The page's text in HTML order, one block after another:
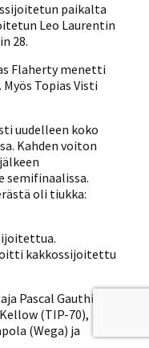
paikalta
Leo Laurentin
28.
Flaherty menetti
Topias Visti
uudelleen koko
Kahden voiton
semifinaalissa.
oli tiukka:
kakkossijoitettu
Pascal Gauthier
(TIP-70),
(Wega) ja